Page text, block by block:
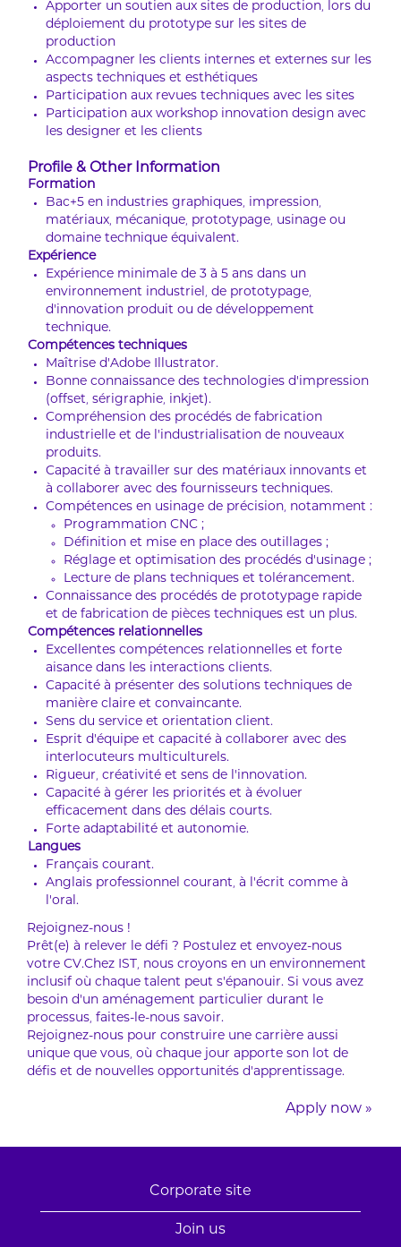
Apporter un soutien aux sites de production, lors du
déploiement du prototype sur les sites de
production
Accompagner les clients internes et externes sur les
aspects techniques et esthétiques
Participation aux revues techniques avec les sites
Participation aux workshop innovation design avec
les designer et les clients
Profile & Other Information
Formation
Bac+5 en industries graphiques, impression,
matériaux, mécanique, prototypage, usinage ou
domaine technique équivalent.
Expérience
Expérience minimale de 3 à 5 ans dans un
environnement industriel, de prototypage,
d’innovation produit ou de développement
technique.
Compétences techniques
Maîtrise d’Adobe Illustrator.
Bonne connaissance des technologies d’impression
(offset, sérigraphie, inkjet).
Compréhension des procédés de fabrication
industrielle et de l’industrialisation de nouveaux
produits.
Capacité à travailler sur des matériaux innovants et
à collaborer avec des fournisseurs techniques.
Compétences en usinage de précision, notamment :
Programmation CNC ;
Définition et mise en place des outillages ;
Réglage et optimisation des procédés d’usinage ;
Lecture de plans techniques et tolérancement.
Connaissance des procédés de prototypage rapide
et de fabrication de pièces techniques est un plus.
Compétences relationnelles
Excellentes compétences relationnelles et forte
aisance dans les interactions clients.
Capacité à présenter des solutions techniques de
manière claire et convaincante.
Sens du service et orientation client.
Esprit d’équipe et capacité à collaborer avec des
interlocuteurs multiculturels.
Rigueur, créativité et sens de l’innovation.
Capacité à gérer les priorités et à évoluer
efficacement dans des délais courts.
Forte adaptabilité et autonomie.
Langues
Français courant.
Anglais professionnel courant, à l’écrit comme à
l’oral.
Rejoignez-nous !
Prêt(e) à relever le défi ? Postulez et envoyez-nous
votre CV.Chez IST, nous croyons en un environnement
inclusif où chaque talent peut s’épanouir. Si vous avez
besoin d’un aménagement particulier durant le
processus, faites-le-nous savoir.
Rejoignez-nous pour construire une carrière aussi
unique que vous, où chaque jour apporte son lot de
défis et de nouvelles opportunités d’apprentissage.
Apply now »
Corporate site
Join us